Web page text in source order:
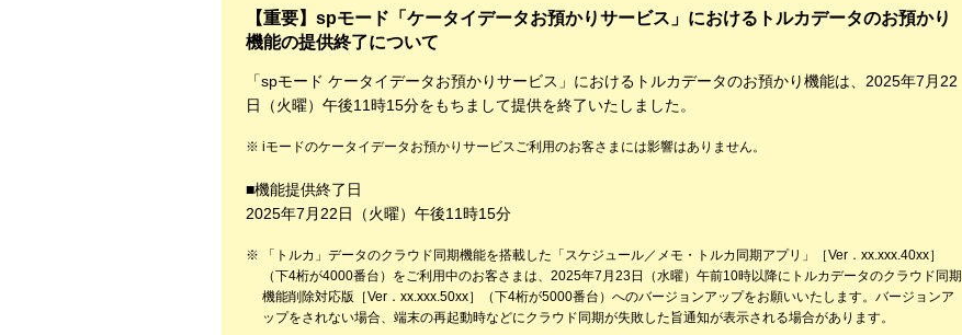
【重要】spモード「ケータイデータお預かりサービス」におけるトルカデータのお預かり
機能の提供終了について
「spモード ケータイデータお預かりサービス」におけるトルカデータのお預かり機能は、2025年7月22
日（火曜）午後11時15分をもちまして提供を終了いたしました。
iモードのケータイデータお預かりサービスご利用のお客さまには影響はありません。
■機能提供終了日
2025年7月22日（火曜）午後11時15分
「トルカ」データのクラウド同期機能を搭載した「スケジュール／メモ・トルカ同期アプリ」［Ver．xx.xxx.40xx］
（下4桁が4000番台）をご利用中のお客さまは、2025年7月23日（水曜）午前10時以降にトルカデータのクラウド同期
機能削除対応版［Ver．xx.xxx.50xx］（下4桁が5000番台）へのバージョンアップをお願いいたします。バージョンア
ップをされない場合、端末の再起動時などにクラウド同期が失敗した旨通知が表示される場合があります。